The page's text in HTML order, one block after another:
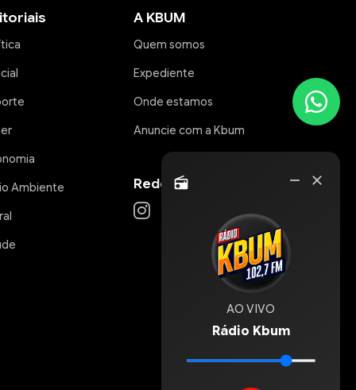
radio remove close
AO VIVO
Rádio Kbum
Ambiente
A KBUM
Quem somos
Expediente
Onde estamos
Anuncie com a Kbum
Redes Sociais